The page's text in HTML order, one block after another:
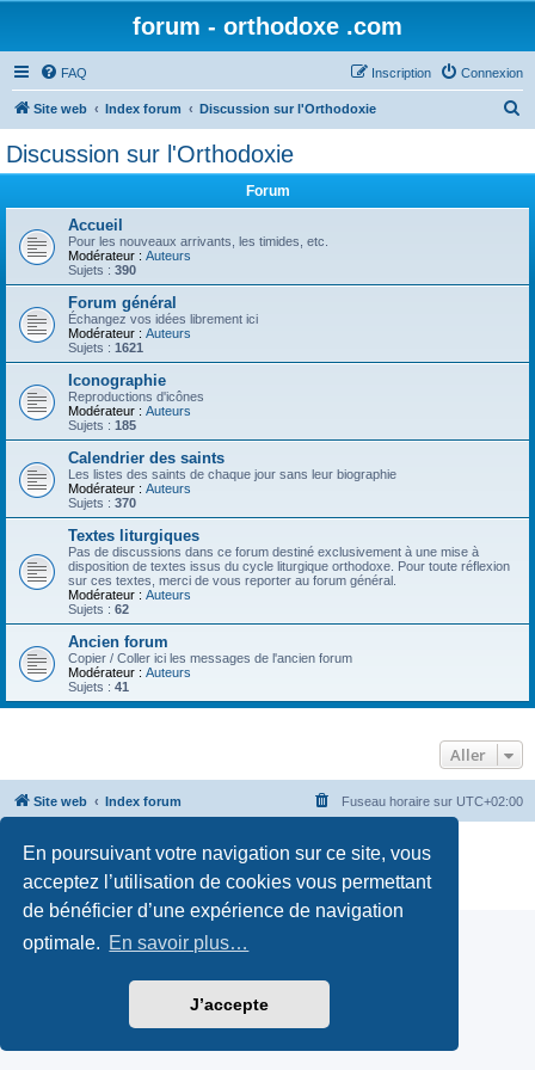
En poursuivant votre navigation sur ce site, vous
acceptez l’utilisation de cookies vous permettant
de bénéficier d’une expérience de navigation
optimale. En savoir plus…
J’accepte
forum - orthodoxe .com
FAQ Connexion
Inscription
Site web Index forum Discussion sur l'Orthodoxie
r
Discussion sur l'Orthodoxie
Forum
Accueil
Pour les nouveaux arrivants, les timides, etc.
Modérateur : Auteurs
Sujets : 390
Forum général
Échangez vos idées librement ici
Modérateur : Auteurs
Sujets : 1621
Iconographie
Reproductions d'icônes
Modérateur : Auteurs
Sujets : 185
Calendrier des saints
Les listes des saints de chaque jour sans leur biographie
Modérateur : Auteurs
Sujets : 370
Textes liturgiques
Pas de discussions dans ce forum destiné exclusivement à une mise à
disposition de textes issus du cycle liturgique orthodoxe. Pour toute réflexion
sur ces textes, merci de vous reporter au forum général.
Modérateur : Auteurs
Sujets : 62
Ancien forum
Copier / Coller ici les messages de l'ancien forum
Modérateur : Auteurs
Sujets : 41
Aller
Site web Index forum Fuseau horaire sur UTC+02:00
Développé par
® Forum Software © phpBB Limited
Traduction française officielle
Confidentialité|Conditions